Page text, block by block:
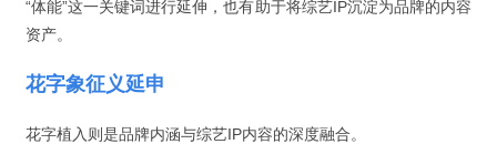
“体能”这一关键词进行延伸，也有助于将综艺IP沉淀为品牌的内容
资产。
花字象征义延申
花字植入则是品牌内涵与综艺IP内容的深度融合。